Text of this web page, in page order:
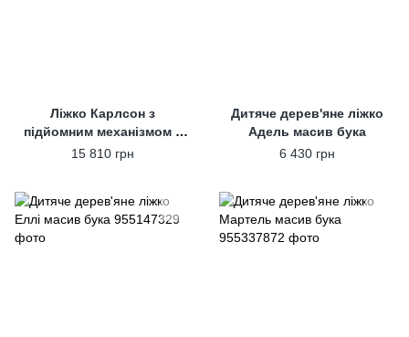
Ліжко Карлсон з
підйомним механізмом з
масиву бука
15 810 грн
Дитяче дерев'яне ліжко
Адель масив бука
6 430 грн